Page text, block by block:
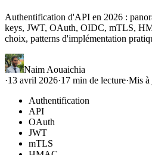
Authentification d'API en 2026 :
keys, JWT, OAuth, OIDC, mTLS,
choix, patterns d'implémentation
Naim Aouaichia
·13 avril 2026·17 min de lecture·Mis à
Authentification
API
OAuth
JWT
mTLS